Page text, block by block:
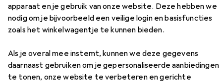
apparaat en je gebruik van onze website. Deze hebben we
nodig om je bijvoorbeeld een veilige login en basisfuncties
zoals het winkelwagentje te kunnen bieden.
Als je overal mee instemt, kunnen we deze gegevens
daarnaast gebruiken om je gepersonaliseerde aanbiedingen
te tonen, onze website te verbeteren en gerichte
Accessoires voor Mitutoyo
Diepte schuifmaat
Vind passende accessoires voor de Mitutoyo Diepte